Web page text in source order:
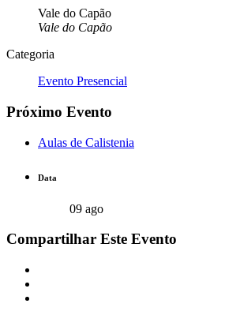
Vale do Capão
Vale do Capão
Categoria
Evento Presencial
Próximo Evento
Aulas de Calistenia
Data
09 ago
Compartilhar Este Evento